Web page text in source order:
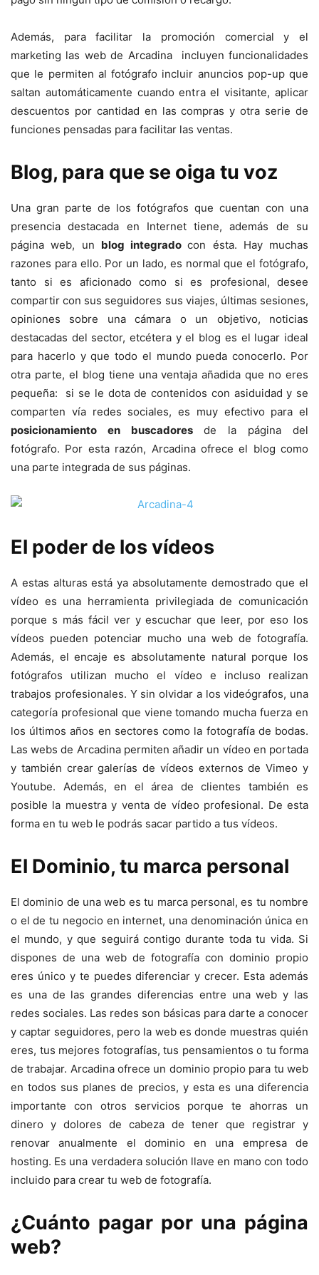
Además, para facilitar la promoción comercial y el
marketing las web de Arcadina incluyen funcionalidades
que le permiten al fotógrafo incluir anuncios pop-up que
saltan automáticamente cuando entra el visitante, aplicar
descuentos por cantidad en las compras y otra serie de
funciones pensadas para facilitar las ventas.
Blog, para que se oiga tu voz
Una gran parte de los fotógrafos que cuentan con una
presencia destacada en Internet tiene, además de su
página web, un blog integradocon ésta. Hay muchas
razones para ello. Por un lado, es normal que el fotógrafo,
tanto si es aficionado como si es profesional, desee
compartir con sus seguidores sus viajes, últimas sesiones,
opiniones sobre una cámara o un objetivo, noticias
destacadas del sector, etcétera y el blog es el lugar ideal
para hacerlo y que todo el mundo pueda conocerlo. Por
otra parte, el blog tiene una ventaja añadida que no eres
pequeña: si se le dota de contenidos con asiduidad y se
comparten vía redes sociales, es muy efectivo para el
posicionamiento en buscadores de la página del
fotógrafo. Por esta razón, Arcadina ofrece el blog como
una parte integrada de sus páginas.
El poder de los vídeos
A estas alturas está ya absolutamente demostrado que el
vídeo es una herramienta privilegiada de comunicación
porque s más fácil ver y escuchar que leer, por eso los
vídeos pueden potenciar mucho una web de fotografía.
Además, el encaje es absolutamente natural porque los
fotógrafos utilizan mucho el vídeo e incluso realizan
trabajos profesionales. Y sin olvidar a los videógrafos, una
categoría profesional que viene tomando mucha fuerza en
los últimos años en sectores como la fotografía de bodas.
Las webs de Arcadina permiten añadir un vídeo en portada
y también crear galerías de vídeos externos de Vimeo y
Youtube. Además, en el área de clientes también es
posible la muestra y venta de vídeo profesional. De esta
forma en tu web le podrás sacar partido a tus vídeos.
El Dominio, tu marca personal
El dominio de una web es tu marca personal, es tu nombre
o el de tu negocio en internet, una denominación única en
el mundo, y que seguirá contigo durante toda tu vida. Si
dispones de una web de fotografía con dominio propio
eres único y te puedes diferenciar y crecer. Esta además
es una de las grandes diferencias entre una web y las
redes sociales. Las redes son básicas para darte a conocer
y captar seguidores, pero la web es donde muestras quién
eres, tus mejores fotografías, tus pensamientos o tu forma
de trabajar. Arcadina ofrece un dominio propio para tu web
en todos sus planes de precios, y esta es una diferencia
importante con otros servicios porque te ahorras un
dinero y dolores de cabeza de tener que registrar y
renovar anualmente el dominio en una empresa de
hosting. Es una verdadera solución llave en mano con todo
incluido para crear tu web de fotografía.
¿Cuánto pagar por una página
web?